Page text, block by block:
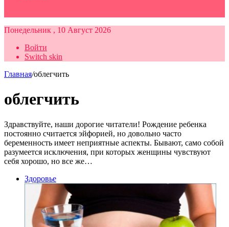
Понедельник , 10 Август 2026
Войти
Switch skin
Главная/облегчить
облегчить
Здравствуйте, наши дорогие читатели! Рождение ребенка
постоянно считается эйфорией, но довольно часто
беременность имеет неприятные аспекты. Бывают, само собой
разумеется исключения, при которых женщины чувствуют
себя хорошо, но все же…
Здоровье